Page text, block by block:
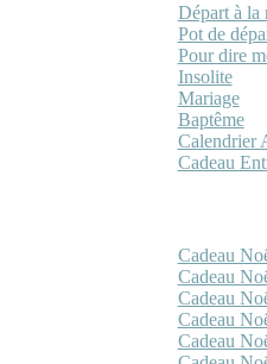
Départ à la
Pot de
Pour dire
Insolite
Mariage
Baptême
Calendrier
Cadeau
Cadeau
Cadeau
Cadeau
Cadeau
Cadeau